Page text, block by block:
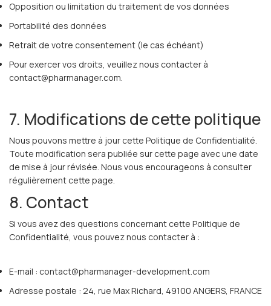
Opposition ou limitation du traitement de vos données
Portabilité des données
Retrait de votre consentement (le cas échéant)
Pour exercer vos droits, veuillez nous contacter à
contact@pharmanager.com.
7. Modifications de cette politique
Nous pouvons mettre à jour cette Politique de Confidentialité.
Toute modification sera publiée sur cette page avec une date
de mise à jour révisée. Nous vous encourageons à consulter
régulièrement cette page.
8. Contact
Si vous avez des questions concernant cette Politique de
Confidentialité, vous pouvez nous contacter à :
E-mail : contact@pharmanager-development.com
Adresse postale : 24, rue Max Richard, 49100 ANGERS, FRANCE